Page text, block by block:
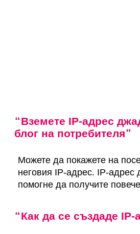
Вземете IP-адрес
блог на потребителя
Можете да покажете на
неговия IP-адрес. IP-
помогне да получите
Как да се създаде